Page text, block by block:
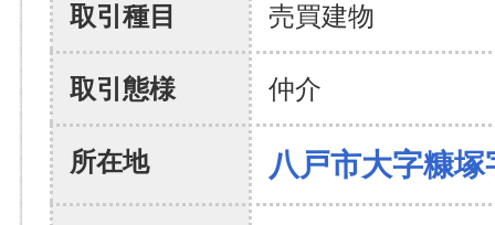
取引種目 売買建物
取引態様 仲介
所在地 八戸市大字糠